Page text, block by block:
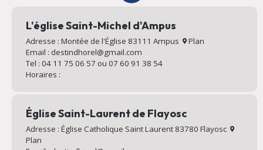
L'église Saint-Michel d'Ampus
Adresse : Montée de l'Église 83111 Ampus
Plan
Email : destindhorel@gmail.com
Tel : 04 11 75 06 57 ou 07 60 91 38 54
Horaires :
Église Saint-Laurent de Flayosc
Adresse : Église Catholique Saint Laurent 83780 Flayosc
Plan